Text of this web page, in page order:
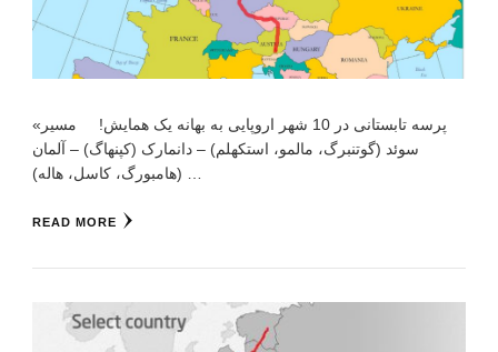
پرسه تابستانی در 10 شهر اروپایی به بهانه یک همایش! مسیر»
سوئد (گوتنبرگ، مالمو، استکهلم) – دانمارک (کپنهاگ) – آلمان
READ MORE